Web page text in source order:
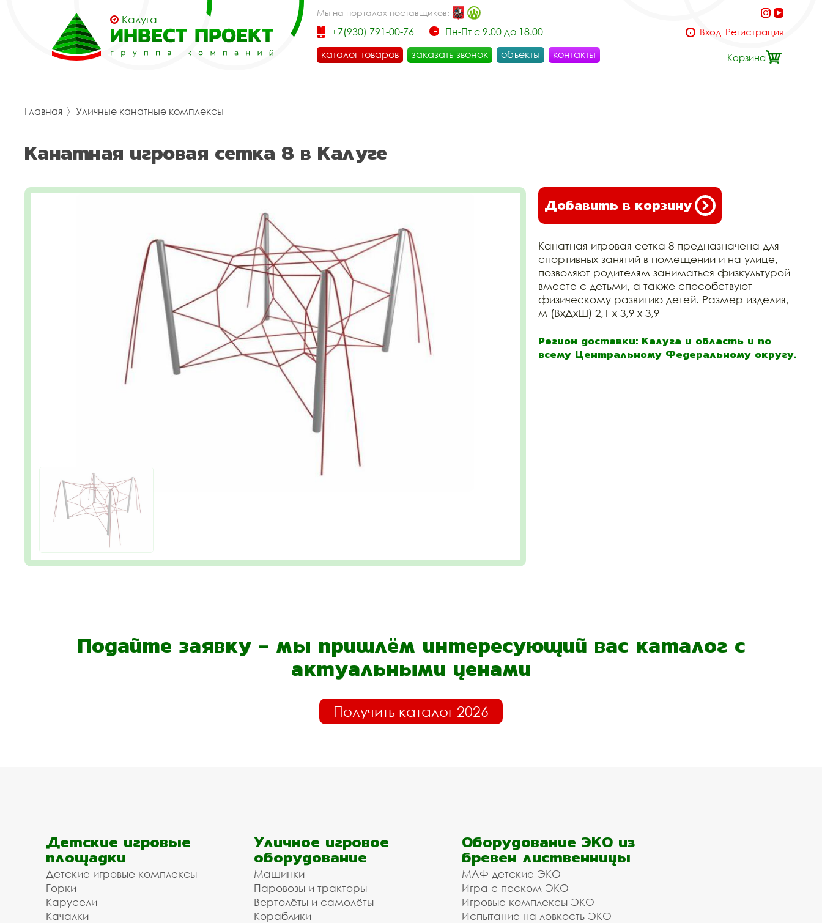
Калуга
Мы на порталах поставщиков:
+7(930) 791-00-76
Пн-Пт с 9.00 до 18.00
каталог товаров
заказать звонок объекты контакты
Вход Регистрация
Корзина
Главная 〉 Уличные канатные комплексы
Канатная игровая сетка 8 в Калуге
Добавить в корзину
Канатная игровая сетка 8 предназначена для
спортивных занятий в помещении и на улице,
позволяют родителям заниматься физкультурой
вместе с детьми, а также способствуют
физическому развитию детей. Размер изделия,
м (ВхДхШ) 2,1 х 3,9 х 3,9
Регион доставки: Калуга и область и по
всему Центральному Федеральному округу.
Подайте заявку - мы пришлём интересующий вас каталог с
актуальными ценами
Получить каталог 2026
Детские игровые
площадки
Детские игровые комплексы
Горки
Карусели
Качалки
Уличное игровое
оборудование
Машинки
Паровозы и тракторы
Вертолёты и самолёты
Кораблики
Оборудование ЭКО из
бревен лиственницы
МАФ детские ЭКО
Игра с песком ЭКО
Игровые комплексы ЭКО
Испытание на ловкость ЭКО